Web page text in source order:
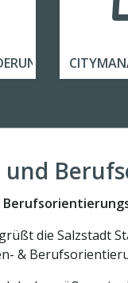
und
die Salzstadt
&